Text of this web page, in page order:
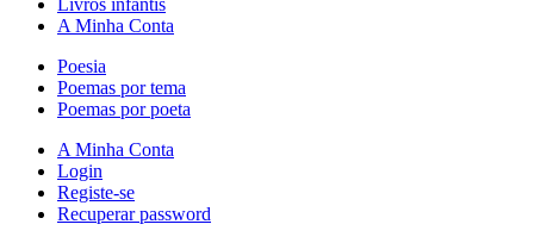
Livros infantis
A Minha Conta
Poesia
Poemas por tema
Poemas por poeta
A Minha Conta
Login
Registe-se
Recuperar password